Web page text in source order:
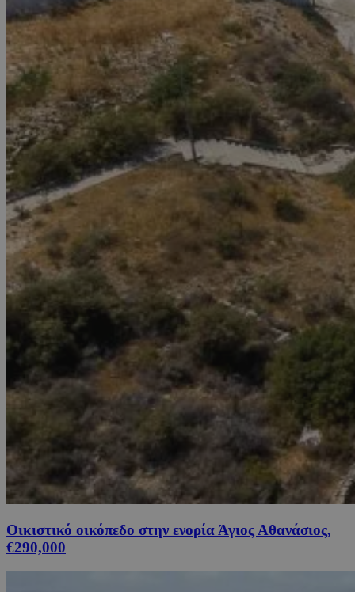
Οικιστικό οικόπεδο στην ενορία Άγιος Αθανάσιος,
€290,000